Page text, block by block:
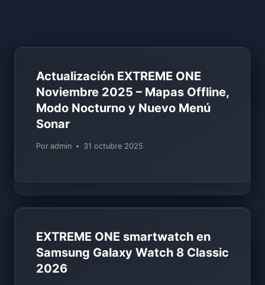
Actualización EXTREME ONE
Noviembre 2025 – Mapas Offline,
Modo Nocturno y Nuevo Menú
Sonar
Por admin 31 octubre 2025
EXTREME ONE smartwatch en
Samsung Galaxy Watch 8 Classic
2026